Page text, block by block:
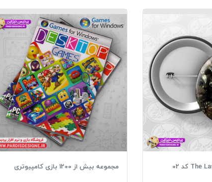
مجموعه بیش از 1200 بازی کامپیوتری